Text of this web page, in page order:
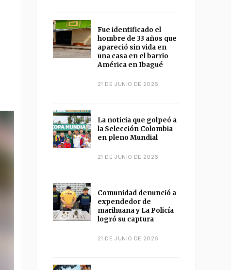
Fue identificado el
hombre de 33 años que
apareció sin vida en
una casa en el barrio
América en Ibagué
21 DE JUNIO DE 2026
La noticia que golpeó a
la Selección Colombia
en pleno Mundial
21 DE JUNIO DE 2026
Comunidad denunció a
expendedor de
marihuana y La Policía
logró su captura
21 DE JUNIO DE 2026